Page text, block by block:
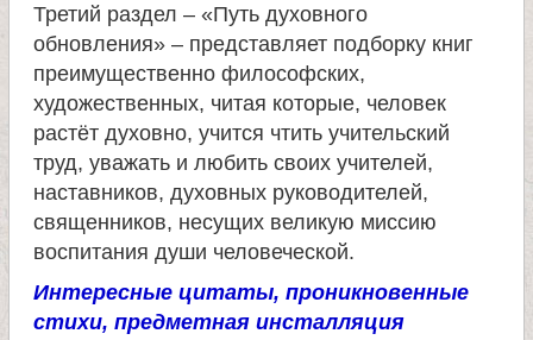
е
и
м
о
н
Третий раздел – «Путь духовного
обновления» – представляет подборку книг
преимущественно философских,
художественных, читая которые, человек
растёт духовно, учится чтить учительский
труд, уважать и любить своих учителей,
наставников, духовных руководителей,
священников, несущих великую миссию
воспитания души человеческой.
Интересные цитаты, проникновенные
стихи, предметная инсталляция